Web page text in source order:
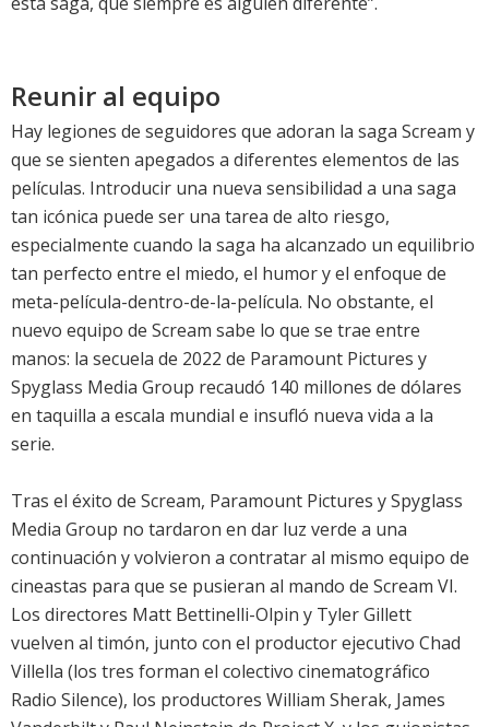
Reunir al equipo
Hay legiones de seguidores que adoran la saga Scream y
que se sienten apegados a diferentes elementos de las
películas. Introducir una nueva sensibilidad a una saga
tan icónica puede ser una tarea de alto riesgo,
especialmente cuando la saga ha alcanzado un equilibrio
tan perfecto entre el miedo, el humor y el enfoque de
meta-película-dentro-de-la-película. No obstante, el
nuevo equipo de Scream sabe lo que se trae entre
manos: la secuela de 2022 de Paramount Pictures y
Spyglass Media Group recaudó 140 millones de dólares
en taquilla a escala mundial e insufló nueva vida a la
serie.
Tras el éxito de Scream, Paramount Pictures y Spyglass
Media Group no tardaron en dar luz verde a una
continuación y volvieron a contratar al mismo equipo de
cineastas para que se pusieran al mando de Scream VI.
Los directores Matt Bettinelli-Olpin y Tyler Gillett
vuelven al timón, junto con el productor ejecutivo Chad
Villella (los tres forman el colectivo cinematográfico
Radio Silence), los productores William Sherak, James